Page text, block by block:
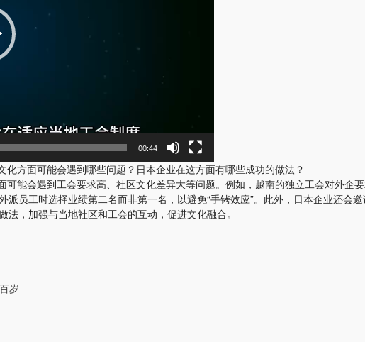
00:44
方面可能会遇到哪些问题？日本企业在这方面有哪些成功的做法？
能会遇到工会要求高、社区文化差异大等问题。例如，越南的独立工会对外企
员工时选择业绩第二名而非第一名，以避免“手铐效应”。此外，日本企业还会
，加强与当地社区和工会的互动，促进文化融合。
岁